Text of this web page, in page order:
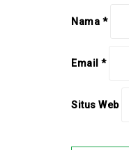
Nama *
Email *
Situs Web